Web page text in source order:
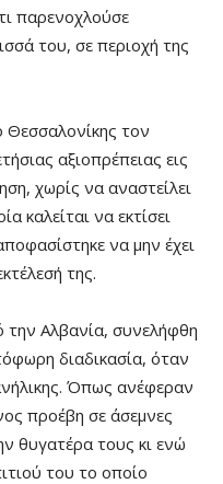
παρενοχλούσε
του, σε περιοχή της
Θεσσαλονίκης τον
αξιοπρέπειας εις
χωρίς να αναστείλει
καλείται να εκτίσει
να μην έχει
της.
την Αλβανία, συνελήφθη
διαδικασία, όταν
Όπως ανέφεραν
προέβη σε άσεμνες
θυγατέρα τους κι ενώ
του το οποίο